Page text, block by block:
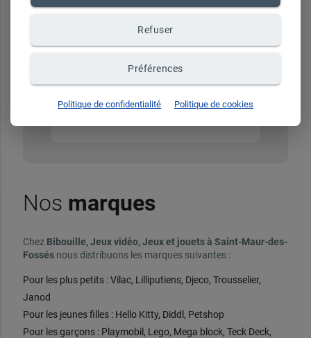
Conseils personnalisés
English Speaker
Nos marques
Chez Bibouille, Jeux vidéo, Jeux et jouets à Saint-Maur-des-
Fossésnous distribuons les marques suivantes :
Pour les plus petits : Vilac, Lilliputiens, Djeco, Trousselier,
Janod
Pour les jeunes filles : Hello Kitty, Diddl, Petshop
Pour les garçons : Playmobil, Lego, Mega block, Teck Deck,
Refuser
Préférences
Politique de confidentialité Politique de cookies